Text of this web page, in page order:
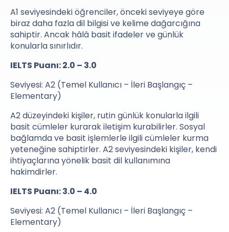
A1 seviyesindeki öğrenciler, önceki seviyeye göre
biraz daha fazla dil bilgisi ve kelime dağarcığına
sahiptir. Ancak hâlâ basit ifadeler ve günlük
konularla sınırlıdır.
IELTS Puanı: 2.0 – 3.0
Seviyesi: A2 (Temel Kullanıcı – İleri Başlangıç –
Elementary)
A2 düzeyindeki kişiler, rutin günlük konularla ilgili
basit cümleler kurarak iletişim kurabilirler. Sosyal
bağlamda ve basit işlemlerle ilgili cümleler kurma
yeteneğine sahiptirler. A2 seviyesindeki kişiler, kendi
ihtiyaçlarına yönelik basit dil kullanımına
hakimdirler.
IELTS Puanı: 3.0 – 4.0
Seviyesi: A2 (Temel Kullanıcı – İleri Başlangıç –
Elementary)